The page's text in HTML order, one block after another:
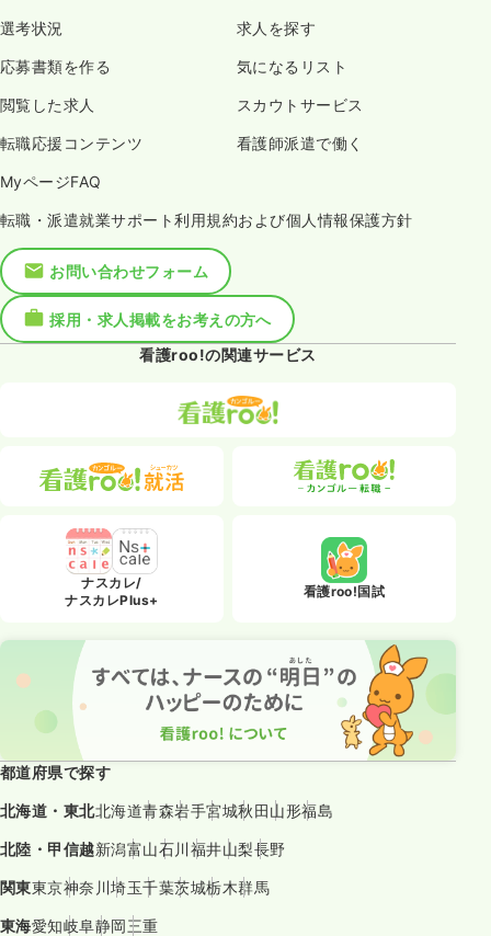
選考状況 求人を探す
応募書類を作る 気になるリスト
閲覧した求人 スカウトサービス
転職応援コンテンツ 看護師派遣で働く
MyページFAQ
転職・派遣就業サポート利用規約および個人情報保護方針
お問い合わせフォーム
採用・求人掲載をお考えの方へ
看護roo!の関連サービス
ナスカレ/
ナスカレPlus+
看護roo!国試
都道府県で探す
北海道・東北北海道青森岩手宮城秋田山形福島
北陸・甲信越新潟富山石川福井山梨長野
関東東京神奈川埼玉千葉茨城栃木群馬
東海愛知岐阜静岡三重